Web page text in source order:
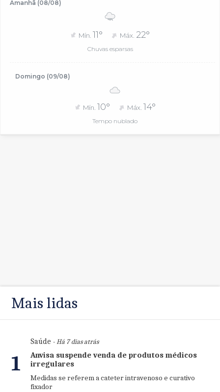
Amanhã (08/08)
Mín. 11° Máx. 22°
Chuvas esparsas
Domingo (09/08)
Mín. 10° Máx. 14°
Tempo nublado
Mais lidas
1
Saúde - Há 7 dias atrás
Anvisa suspende venda de produtos médicos
irregulares
Medidas se referem a cateter intravenoso e curativo
fixador